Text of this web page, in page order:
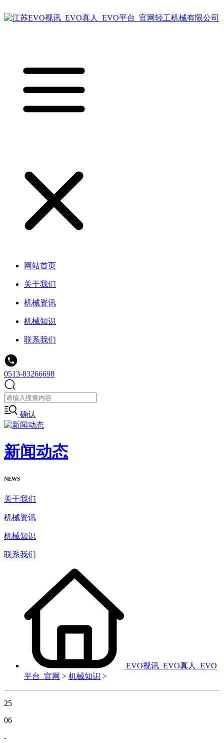
网站首页
关于我们
机械资讯
机械知识
联系我们
0513-83266698
确认
新闻动态
NEWS
关于我们
机械资讯
机械知识
联系我们
EVO视讯_EVO真人_EVO
平台_官网 > 机械知识 >
25
06
-